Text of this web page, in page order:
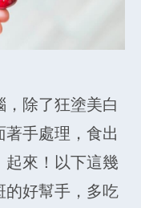
除了狂塗美白
手處理，食出
起來！以下這幾
的好幫手，多吃